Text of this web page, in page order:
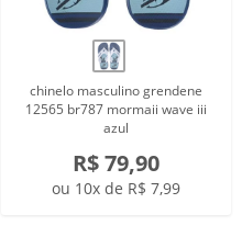
chinelo masculino grendene
12565 br787 mormaii wave iii
azul
R$ 79,90
ou 10x de R$ 7,99